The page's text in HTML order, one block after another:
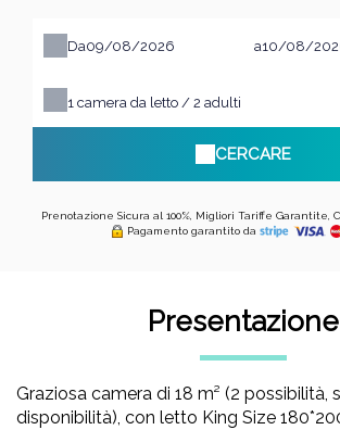
Da a
1 camera da letto / 2 adulti
CERCARE
Prenotazione Sicura al 100%, Migliori Tariffe Garantite,
Pagamento garantito da
Presentazione
Graziosa camera di 18 m² (2 possibilità,
disponibilità), con letto King Size